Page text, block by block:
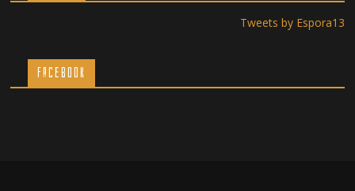
Tweets by Espora13
Facebook